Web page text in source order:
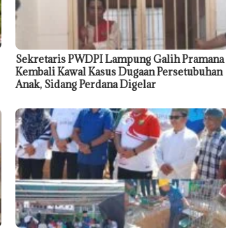
Sekretaris PWDPI Lampung Galih Pramana
Kembali Kawal Kasus Dugaan Persetubuhan
Anak, Sidang Perdana Digelar